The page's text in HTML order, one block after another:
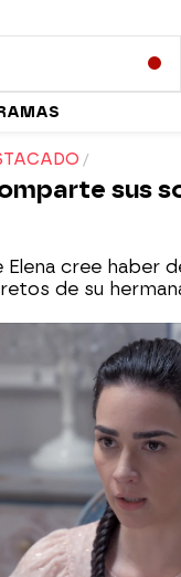
sus
Elena cree haber
de su
enero de 2021, 20:01